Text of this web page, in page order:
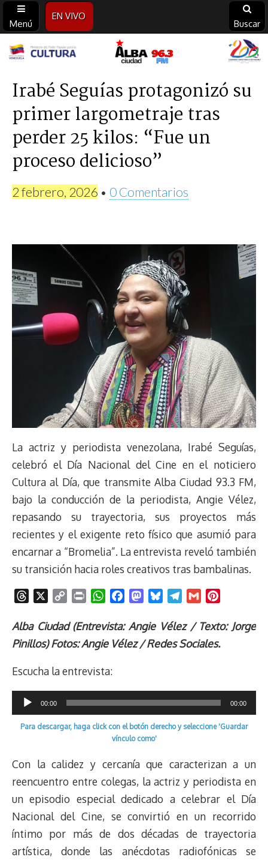
Menú
EN VIVO
Buscar
Alba
Ciudad
96.3
FM
Irabé Seguías protagonizó su
primer largometraje tras
perder 25 kilos: “Fue un
proceso delicioso”
2 febrero, 2026 • 0 Comentarios
La actriz y periodista venezolana, Irabé Seguías,
celebró el Día Nacional del Cine en el noticiero
Cultura al Día, que transmite Alba Ciudad 93.3 FM,
bajo la conducción de la periodista, Angie Vélez,
repasando su trayectoria, sus proyectos más
recientes y el exigente reto físico que asumió para
encarnar a “Bromelia”. La entrevista reveló también
su transición hacia roles creativos tras bambalinas.
r
e
d
p
y
i
k
i
n
W
a
t
A
p
c
e
k
M
s
t
n
u
e
l
e
m
a
i
n
s
Alba Ciudad (Entrevista: Angie Vélez / Texto: Jorge
Pinillos) Fotos: Angie Vélez / Redes Sociales.
Escucha la entrevista:
Reproductor
de
audio
00:00 00:00
Para descargar, haga click con el botón derecho y seleccione 'Guardar
vínculo como'
Con la calidez y cercanía que caracterizan a un
reencuentro entre colegas, la actriz y periodista en
un episodio especial dedicado a celebrar el Día
Nacional del Cine, se convirtió en un recorrido
íntimo por más de dos décadas de trayectoria
artística, donde las anécdotas radiofónicas se